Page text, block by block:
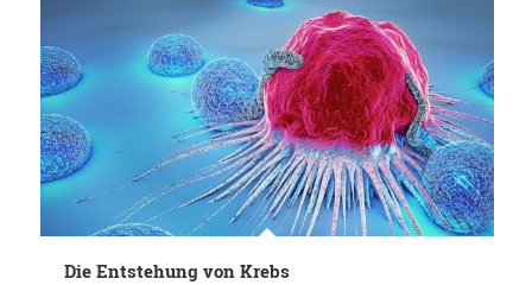
Die Entstehung von Krebs